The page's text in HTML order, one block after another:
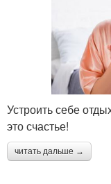
Устроить себе
это счастье!
читать дальше →